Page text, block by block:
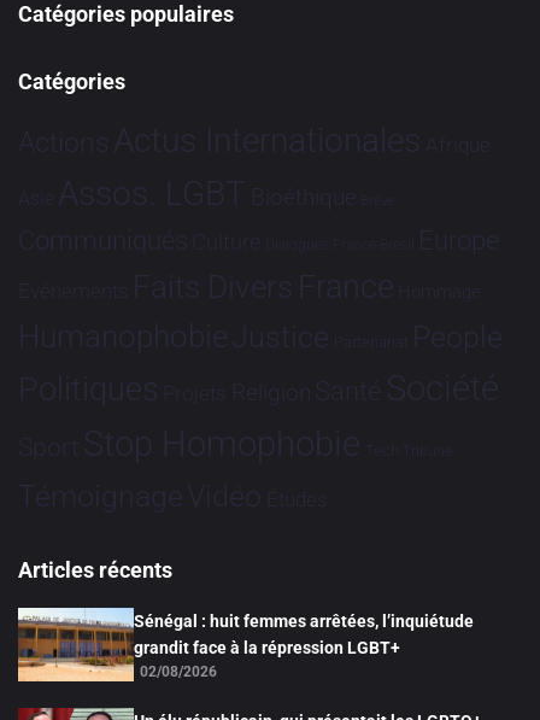
Catégories populaires
Catégories
Actions Actus Internationales Afrique
Asie Assos. LGBT Bioéthique Brève
Communiqués Culture Dialogues France-Brésil Europe
Evénements Faits Divers France Hommage
HumanophobieJustice Partenariat People
Politiques Projets Religion Santé Société
Sport Stop Homophobie Tech Tribune
TémoignageVidéo Études
Articles récents
Sénégal : huit femmes arrêtées, l’inquiétude
grandit face à la répression LGBT+
02/08/2026